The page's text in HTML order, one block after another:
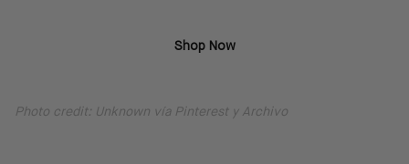
Shop Now
Photo credit: Unknown vía Pinterest y Archivo